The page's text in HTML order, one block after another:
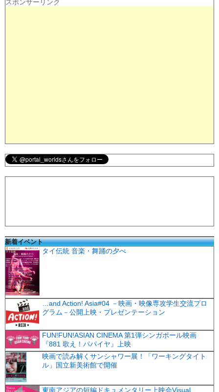
スポンサーリンク
新着イベント
タイ伝統 音楽・舞踊の夕べ
…and Action! Asia#04 －映画・映像専攻学生交流プロ
グラム－公開上映・プレゼンテーション
FUN!FUN!ASIAN CINEMA 第1弾シンガポール映画
『881 歌え！パパイヤ』上映
映画で読み解くサンシャワー展！「ワーキングタイト
ル」国立新美術館で開催
東南アジアの短編ドキュメンタリー上映会Visual